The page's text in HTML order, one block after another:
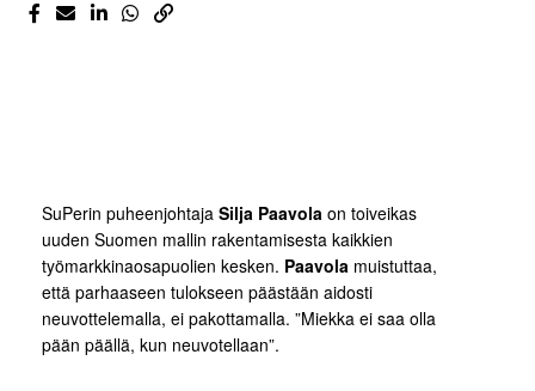
SuPerin puheenjohtaja Silja Paavola on toiveikas
uuden Suomen mallin rakentamisesta kaikkien
työmarkkinaosapuolien kesken. Paavola muistuttaa,
että parhaaseen tulokseen päästään aidosti
neuvottelemalla, ei pakottamalla. ”Miekka ei saa olla
pään päällä, kun neuvotellaan”.